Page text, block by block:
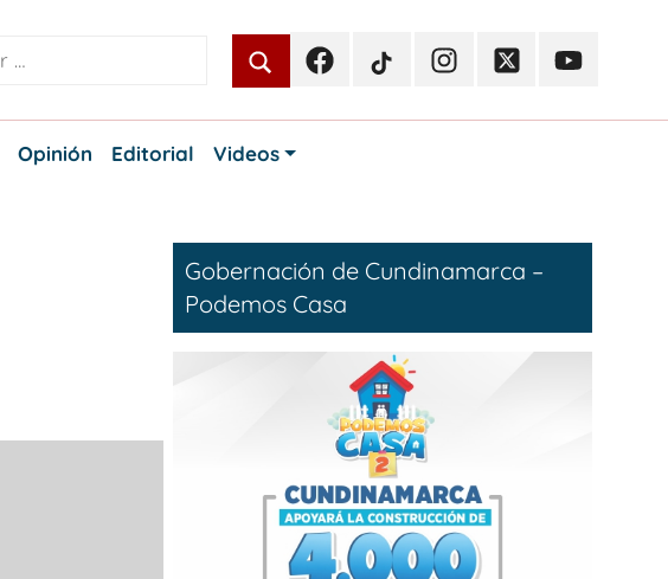
FacebookTikTokInstagramTwitterYoutube
Opinión Editorial Videos
Gobernación de Cundinamarca –
Podemos Casa